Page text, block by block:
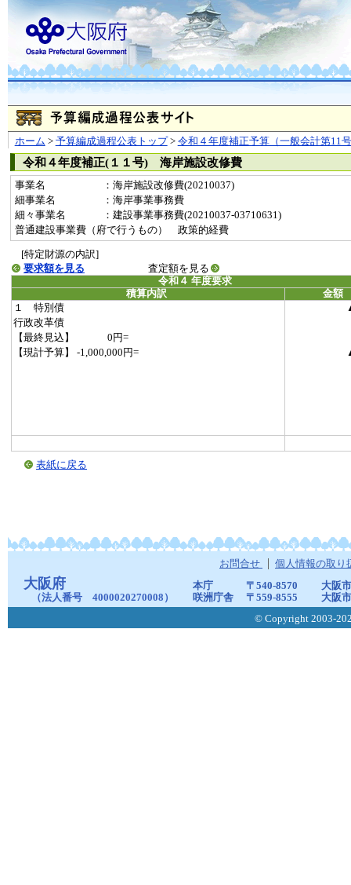
ホーム > 予算編成過程公表トップ> 令和４年度補正予算（一般会計第11
令和４年度補正(１１号) 海岸施設改修費
事業名
：海岸施設改修費(20210037)
細事業名
：海岸事業事務費
細々事業名
：建設事業事務費(20210037-03710631)
普通建設事業費（府で行うもの） 政策的経費
[特定財源の内訳]
要求額を見る
査定額を見る
令和４ 年度要求
積算内訳
金額
１ 特別債
行政改革債
【最終見込】 0円=
【現計予算】 -1,000,000円=
表紙に戻る
お問合せ 個人情報の取り
大阪府
（法人番号 4000020270008）
本庁 〒540-8570
大阪
咲洲庁舎
〒559-8555
大阪
© Copyright 2003-